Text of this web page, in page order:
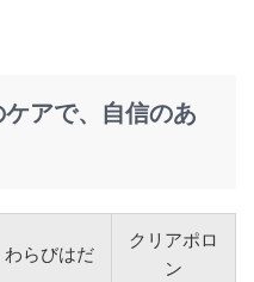
アで、自信のあ
わらびはだ
クリアポロ
ン